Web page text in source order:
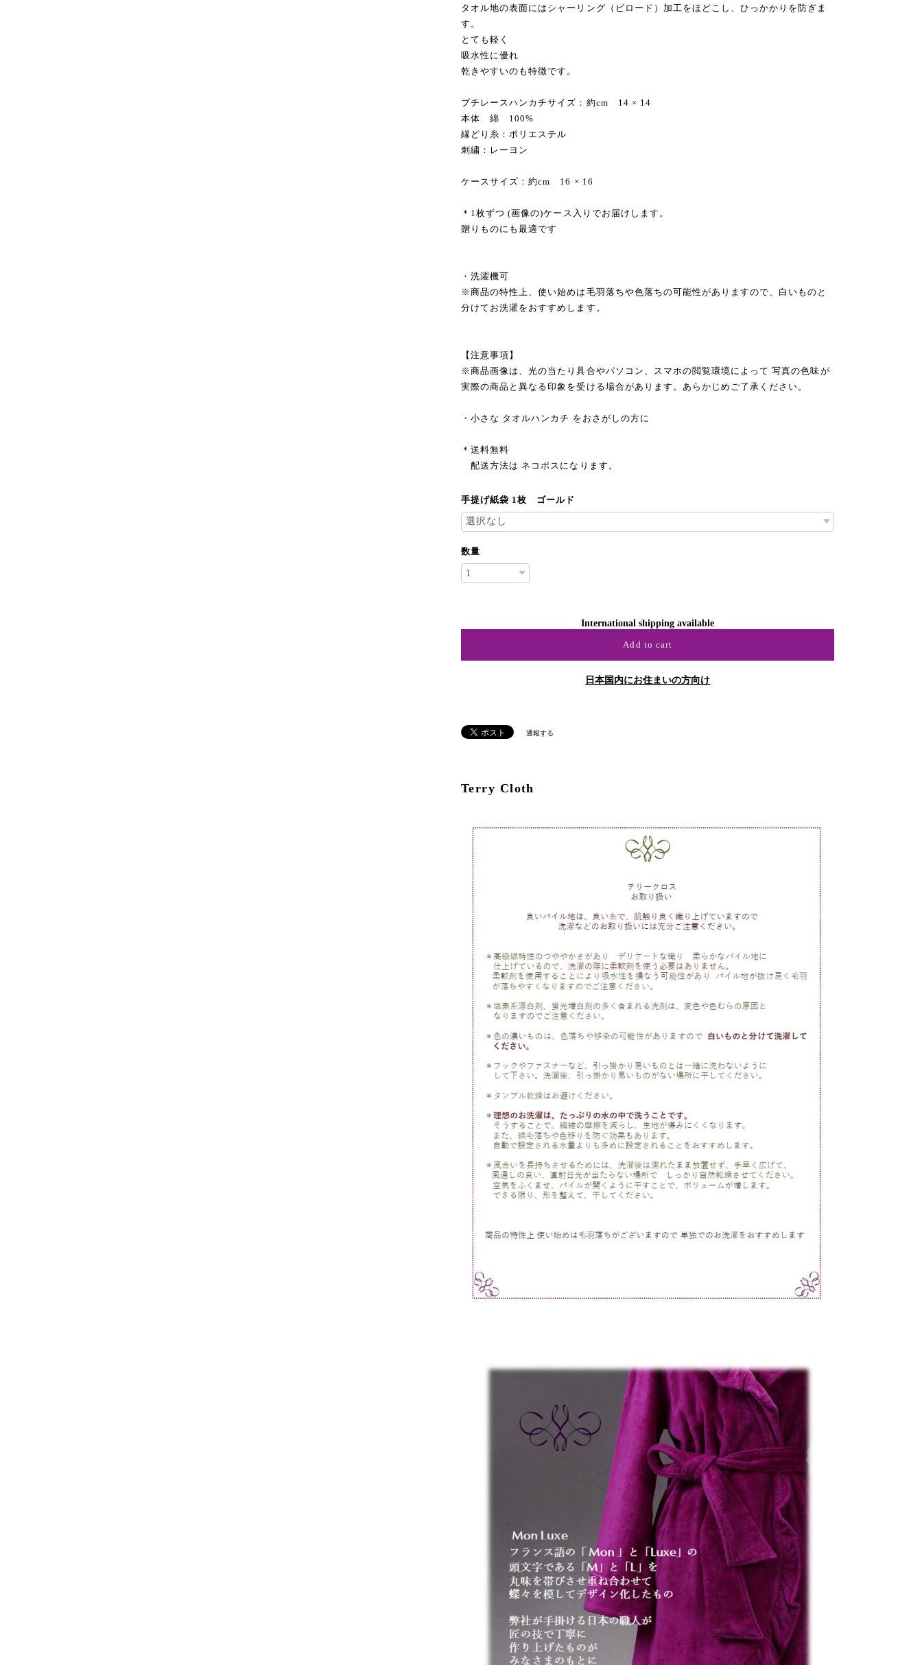
タオル地の表面にはシャーリング（ビロード）加工をほどこし、ひっかかりを防ぎま
す。
とても軽く
吸水性に優れ
乾きやすいのも特徴です。
プチレースハンカチサイズ：約cm 14 × 14
本体 綿 100%
縁どり糸：ポリエステル
刺繍：レーヨン
ケースサイズ：約cm 16 × 16
＊1枚ずつ (画像の)ケース入りでお届けします。
贈りものにも最適です
・洗濯機可
※商品の特性上、使い始めは毛羽落ちや色落ちの可能性がありますので、白いものと
分けてお洗濯をおすすめします。
【注意事項】
※商品画像は、光の当たり具合やパソコン、スマホの閲覧環境によって 写真の色味が
実際の商品と異なる印象を受ける場合があります。あらかじめご了承ください。
・小さな タオルハンカチ をおさがしの方に
＊送料無料
配送方法は ネコポスになります。
手提げ紙袋 1枚 ゴールド
数量
International shipping available
Add to cart
日本国内にお住まいの方向け
通報する
Terry Cloth